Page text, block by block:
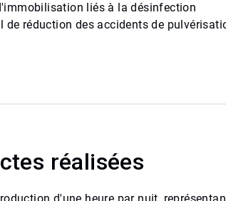
liés à la désinfection
réduction des accidents de
réalisées